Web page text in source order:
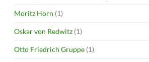
Moritz Horn (1)
Oskar von Redwitz (1)
Otto Friedrich Gruppe (1)